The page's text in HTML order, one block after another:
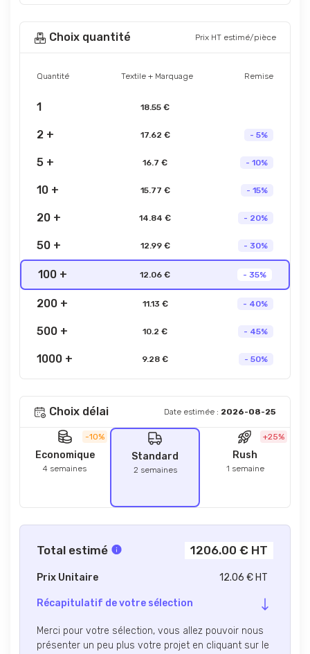
Choix quantité Prix HT estimé/pièce
Quantité Textile + Marquage Remise
1 18.55 €
2 + 17.62 € - 5%
5 + 16.7 € - 10%
10 + 15.77 € - 15%
20 + 14.84 € - 20%
50 + 12.99 € - 30%
100 + 12.06 € - 35%
200 + 11.13 € - 40%
500 + 10.2 € - 45%
1000 + 9.28 € - 50%
Choix délai Date estimée : 2026-08-25
-10%
Economique
4 semaines
Standard
2 semaines
+25%
Rush
1 semaine
Total estimé 1206.00 € HT
Prix Unitaire 12.06 € HT
Récapitulatif de votre sélection
Merci pour votre sélection, vous allez pouvoir nous
présenter un peu plus votre projet en cliquant sur le